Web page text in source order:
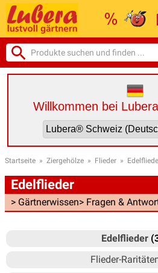
Willkommen bei
Startseite » Ziergehölze » Flieder »
Edelflieder
> Gärtnerwissen> Fragen &
Edelflieder
Flieder-